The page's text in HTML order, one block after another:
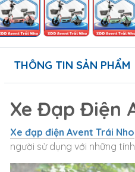
THÔNG TIN SẢN PHẨM
Xe Đạp Điện
Xe đạp điện Avent Trái Nho
người sử dụng với những